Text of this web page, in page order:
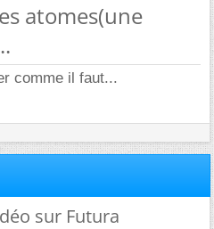
atomes(une
comme il faut...
sur Futura